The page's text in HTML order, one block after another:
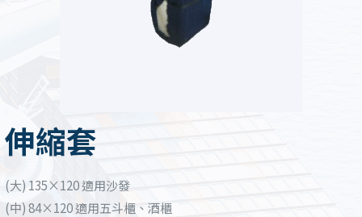
伸縮套
(大) 135×120 適用沙發
(中) 84×120適用五斗櫃、酒櫃